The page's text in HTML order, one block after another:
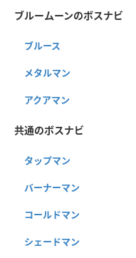
ブルームーンのボスナビ
ブルース
メタルマン
アクアマン
共通のボスナビ
タップマン
バーナーマン
コールドマン
シェードマン